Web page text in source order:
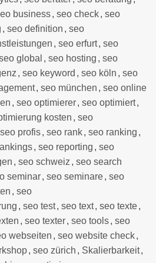
business, seo check, seo
, seo definition , seo
, seo erfurt, seo
global , seo hosting , seo
, seo keyword , seo köln , seo
, seo münchen , seo online
, seo optimierer, seo optimiert,
kosten , seo
seo profis, seo rank, seo ranking ,
, seo reporting , seo
, seo schweiz , seo search
seminar, seo seminare, seo
, seo
, seo test, seo text, seo texte,
, seo texter, seo tools, seo
webseiten , seo website check,
, seo zürich , Skalierbarkeit,